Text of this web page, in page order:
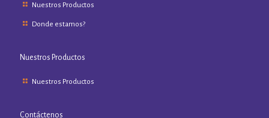
Nuestros Productos
Donde estamos?
Nuestros Productos
Nuestros Productos
Contáctenos